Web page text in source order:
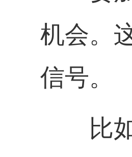
机会。
信号。
比